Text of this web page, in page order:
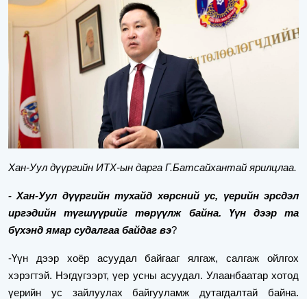
Хан-Уул дүүргийн ИТХ-ын дарга Г.Батсайхантай ярилцлаа.
- Хан-Уул дүүргийн тухайд хөрсний ус, үерийн эрсдэл
иргэдийн түгшүүрийг төрүүлж байна. Үүн дээр та
бүхэнд ямар судалгаа байдаг вэ?
-Үүн дээр хоёр асуудал байгааг ялгаж, салгаж ойлгох
хэрэгтэй. Нэгдүгээрт, үер усны асуудал. Улаанбаатар хотод
үерийн ус зайлуулах байгууламж дутагдалтай байна.